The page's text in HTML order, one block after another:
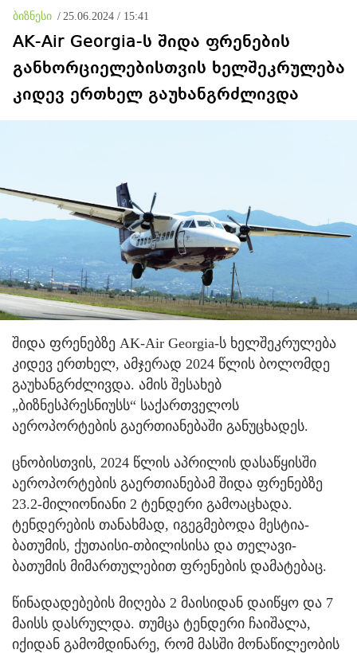
ბიზნესი / 25.06.2024 / 15:41
AK-Air Georgia-ს შიდა ფრენების
განხორციელებისთვის ხელშეკრულება
კიდევ ერთხელ გაუხანგრძლივდა
შიდა ფრენებზე AK-Air Georgia-ს ხელშეკრულება
კიდევ ერთხელ, ამჯერად 2024 წლის ბოლომდე
გაუხანგრძლივდა. ამის შესახებ
„ბიზნესპრესნიუსს“ საქართველოს
აეროპორტების გაერთიანებაში განუცხადეს.
ცნობისთვის, 2024 წლის აპრილის დასაწყისში
აეროპორტების გაერთიანებამ შიდა ფრენებზე
23.2-მილიონიანი 2 ტენდერი გამოაცხადა.
ტენდერების თანახმად, იგეგმებოდა მესტია-
ბათუმის, ქუთაისი-თბილისისა და თელავი-
ბათუმის მიმართულებით ფრენების დამატებაც.
წინადადებების მიღება 2 მაისიდან დაიწყო და 7
მაისს დასრულდა. თუმცა ტენდერი ჩაიშალა,
იქიდან გამომდინარე, რომ მასში მონაწილეობის